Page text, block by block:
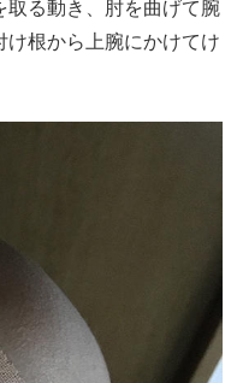
取る動き、肘を曲げて腕
け根から上腕にかけてけ